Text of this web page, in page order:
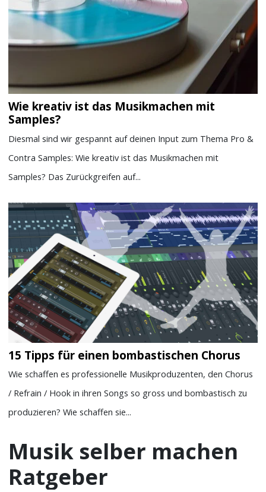
Wie kreativ ist das Musikmachen mit
Samples?
Diesmal sind wir gespannt auf deinen Input zum Thema Pro &
Contra Samples: Wie kreativ ist das Musikmachen mit
Samples? Das Zurückgreifen auf...
15 Tipps für einen bombastischen Chorus
Wie schaffen es professionelle Musikproduzenten, den Chorus
/ Refrain / Hook in ihren Songs so gross und bombastisch zu
produzieren? Wie schaffen sie...
Musik selber machen
Ratgeber